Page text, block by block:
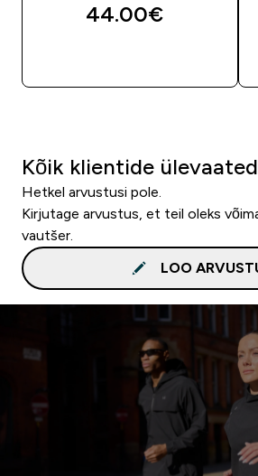
44.00€‎
Kõik klientide ülevaated
Hetkel arvustusi pole.
Kirjutage arvustus, et teil oleks
vautšer.
LOO